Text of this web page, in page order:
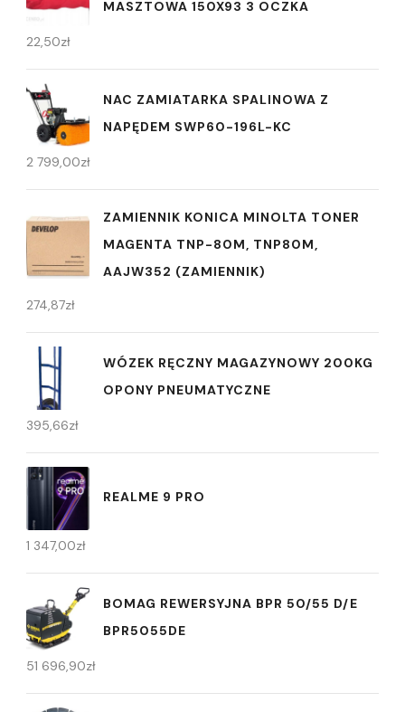
MASZTOWA 150X93 3 OCZKA
22,50zł
NAC ZAMIATARKA SPALINOWA Z
NAPĘDEM SWP60-196L-KC
2 799,00zł
ZAMIENNIK KONICA MINOLTA TONER
MAGENTA TNP-80M, TNP80M,
AAJW352 (ZAMIENNIK)
274,87zł
WÓZEK RĘCZNY MAGAZYNOWY 200KG
OPONY PNEUMATYCZNE
395,66zł
REALME 9 PRO
1 347,00zł
BOMAG REWERSYJNA BPR 50/55 D/E
BPR5055DE
51 696,90zł